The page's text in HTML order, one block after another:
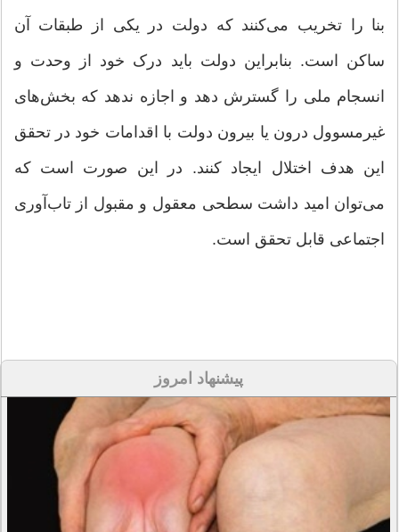
بنا را تخریب می‌کنند که دولت در یکی از طبقات آن
ساکن است. بنابراین دولت باید درک خود از وحدت و
انسجام ملی را گسترش دهد و اجازه ندهد که بخش‌های
غیرمسوول درون یا بیرون دولت با اقدامات خود در تحقق
این هدف اختلال ایجاد کنند. در این صورت است که
می‌توان امید داشت سطحی معقول و مقبول از تاب‌آوری
اجتماعی قابل تحقق است.
پیشنهاد امروز